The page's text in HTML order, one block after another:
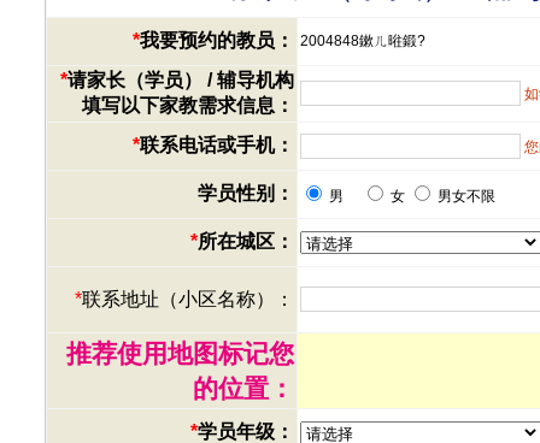
*我要预约的教员： 2004848鏉ㄦ暀鍛?
*请家长（学员） / 辅导机构
填写以下家教需求信息：
*联系电话或手机：
学员性别： 男 女 男女不限
*所在城区：
*联系地址（小区名称）：
推荐使用地图标记您
的位置：
*学员年级：